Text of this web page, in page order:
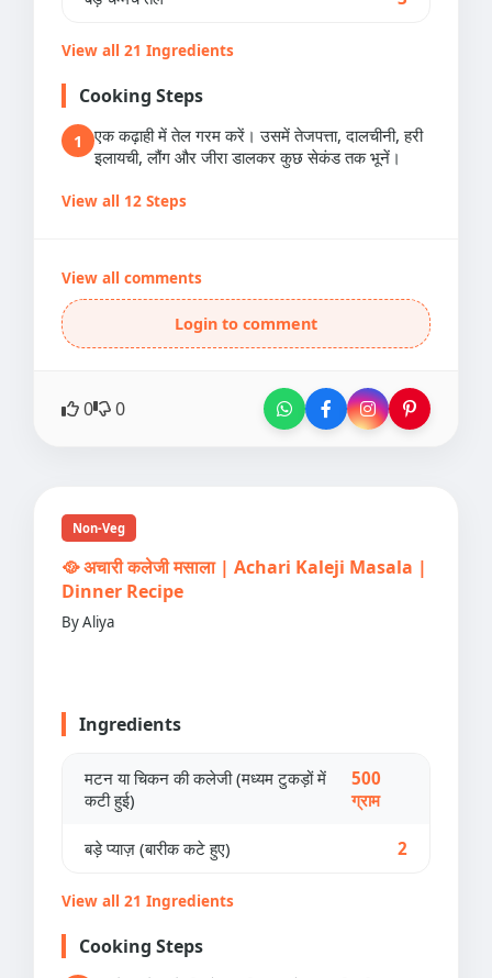
View all 21 Ingredients
Cooking Steps
1
एक कढ़ाही में तेल गरम करें। उसमें तेजपत्ता, दालचीनी, हरी
इलायची, लौंग और जीरा डालकर कुछ सेकंड तक भूनें।
View all 12 Steps
View all comments
Login to comment
0 0
Non-Veg
🥘 अचारी कलेजी मसाला | Achari Kaleji Masala |
Dinner Recipe
By Aliya
Ingredients
मटन या चिकन की कलेजी (मध्यम टुकड़ों में
कटी हुई)
500
ग्राम
बड़े प्याज़ (बारीक कटे हुए) 2
View all 21 Ingredients
Cooking Steps